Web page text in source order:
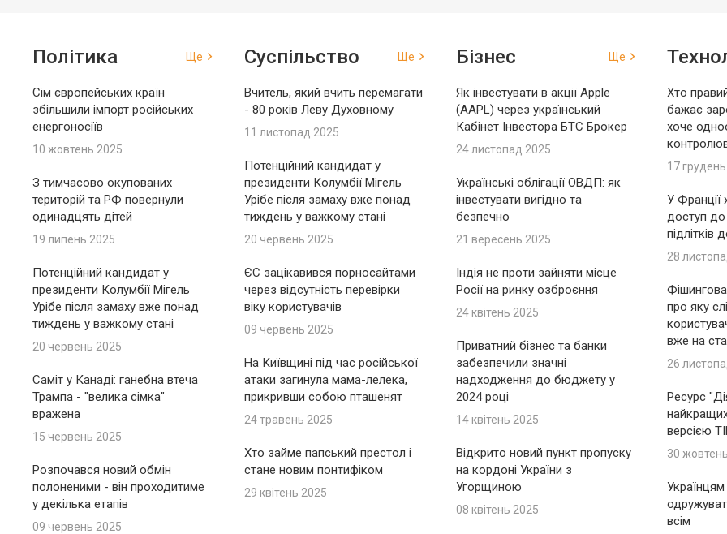
Політика Ще
Сім європейських країн
збільшили імпорт російських
енергоносіїв
10 жовтень 2025
З тимчасово окупованих
територій та РФ повернули
одинадцять дітей
19 липень 2025
Потенційний кандидат у
президенти Колумбії Мігель
Урібе після замаху вже понад
тиждень у важкому стані
20 червень 2025
Саміт у Канаді: ганебна втеча
Трампа - "велика сімка"
вражена
15 червень 2025
Розпочався новий обмін
полоненими - він проходитиме
у декілька етапів
09 червень 2025
Суспільство Ще
Вчитель, який вчить перемагати
- 80 років Леву Духовному
11 листопад 2025
Потенційний кандидат у
президенти Колумбії Мігель
Урібе після замаху вже понад
тиждень у важкому стані
20 червень 2025
ЄС зацікавився порносайтами
через відсутність перевірки
віку користувачів
09 червень 2025
На Київщині під час російської
атаки загинула мама-лелека,
прикривши собою пташенят
24 травень 2025
Хто займе папський престол і
стане новим понтифіком
29 квітень 2025
Бізнес Ще
Як інвестувати в акції Apple
(AAPL) через український
Кабінет Інвестора БТС Брокер
24 листопад 2025
Українські облігації ОВДП: як
інвестувати вигідно та
безпечно
21 вересень 2025
Індія не проти зайняти місце
Росії на ринку озброєння
24 квітень 2025
Приватний бізнес та банки
забезпечили значні
надходження до бюджету у
2024 році
14 квітень 2025
Відкрито новий пункт пропуску
на кордоні України з
Угорщиною
08 квітень 2025
Хто
бажає
хоче
17
У Франції
доступ
підлітків
28
про яку
вже на
26
Ресурс
найкращих
версією
30
всім